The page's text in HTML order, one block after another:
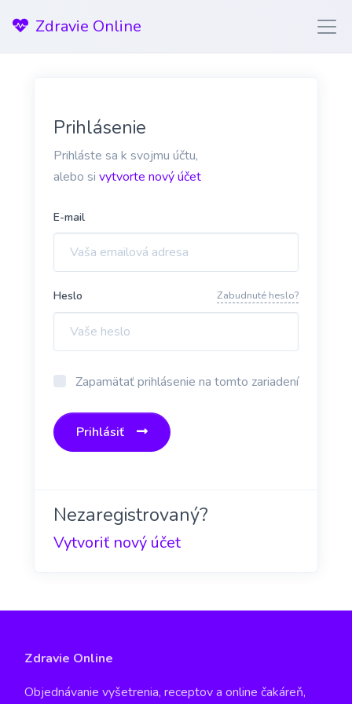
Zdravie Online
Prihlásenie
Prihláste sa k svojmu účtu,
alebo si vytvorte nový účet
E-mail
Heslo Zabudnuté heslo?
Zapamätať prihlásenie na tomto zariadení
Prihlásiť
Nezaregistrovaný?
Vytvoriť nový účet
Zdravie Online
Objednávanie vyšetrenia, receptov a online čakáreň,